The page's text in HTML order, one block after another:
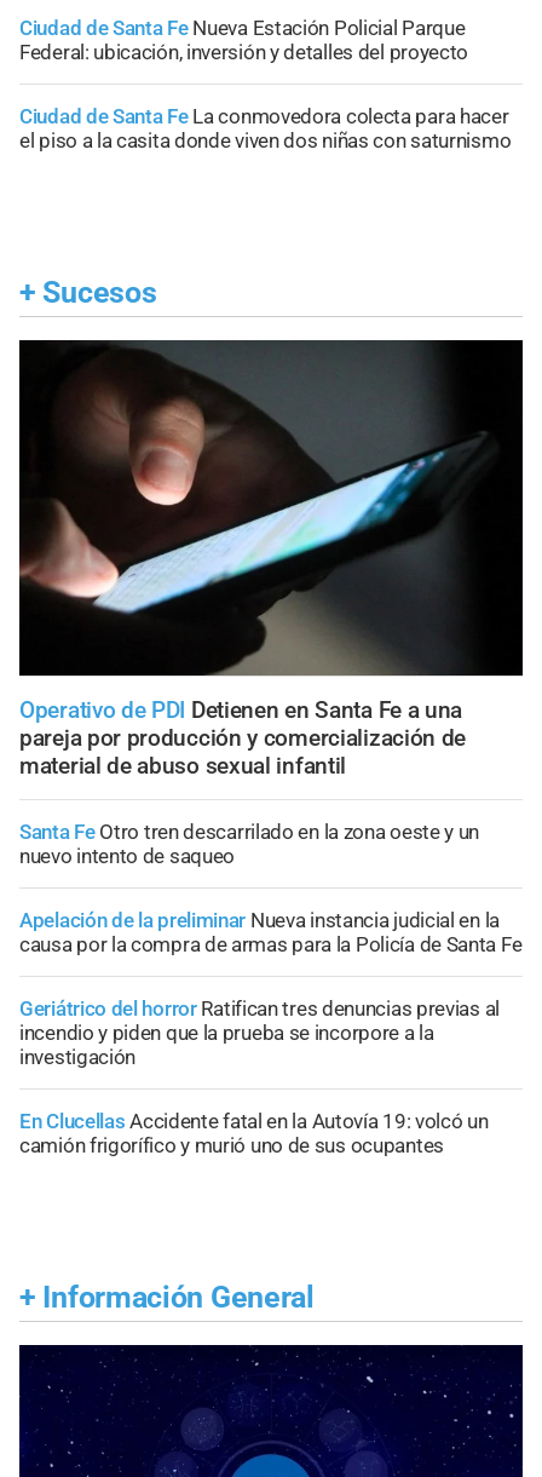
Ciudad de Santa Fe Nueva Estación Policial Parque
Federal: ubicación, inversión y detalles del proyecto
Ciudad de Santa Fe La conmovedora colecta para hacer
el piso a la casita donde viven dos niñas con saturnismo
+ Sucesos
Operativo de PDI Detienen en Santa Fe a una
pareja por producción y comercialización de
material de abuso sexual infantil
Santa Fe Otro tren descarrilado en la zona oeste y un
nuevo intento de saqueo
Apelación de la preliminar Nueva instancia judicial en la
causa por la compra de armas para la Policía de Santa Fe
Geriátrico del horror Ratifican tres denuncias previas al
incendio y piden que la prueba se incorpore a la
investigación
En Clucellas Accidente fatal en la Autovía 19: volcó un
camión frigorífico y murió uno de sus ocupantes
+ Información General